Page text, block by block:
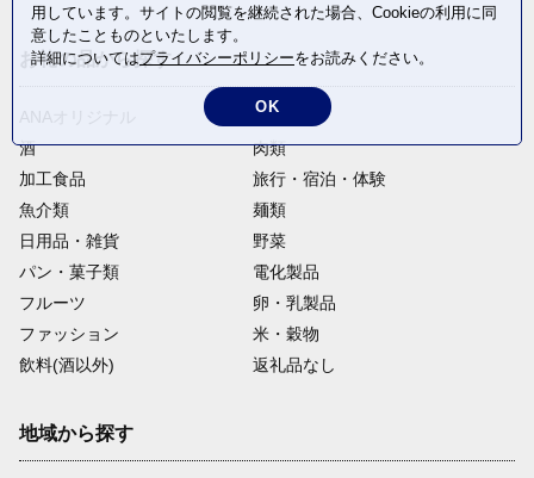
お礼の品から探す
定期便
酒
肉類
加工食品
旅行・宿泊・体験
魚介類
麺類
日用品・雑貨
野菜
パン・菓子類
電化製品
フルーツ
卵・乳製品
ファッション
米・穀物
飲料(酒以外)
返礼品なし
地域から探す
用しています。サイトの閲覧を継続された場合、Cookieの利用に同
意したことものといたします。
詳細についてはプライバシーポリシーをお読みください。
OK